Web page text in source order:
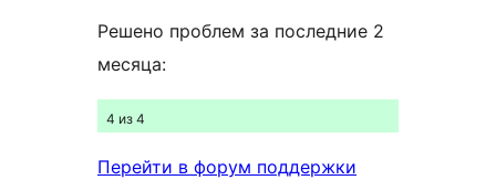
Решено проблем за последние 2
месяца:
4 из 4
Перейти в форум поддержки